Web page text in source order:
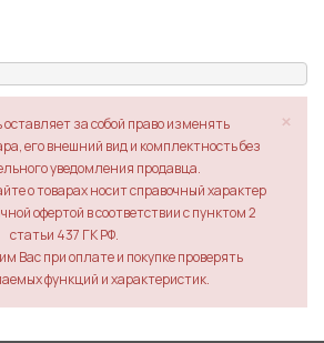
×
за собой право изменять
его внешний вид и комплектность без
уведомления продавца.
о товарах носит справочный характер
офертой в соответствии с пунктом 2
статьи 437 ГК РФ.
Вас при оплате и покупке проверять
функций и характеристик.